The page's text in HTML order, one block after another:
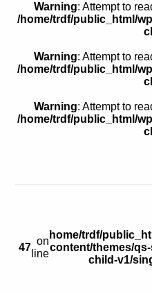
Warning: Attempt to
/home/trdf/public_html/
Warning: Attempt to
/home/trdf/public_html/
Warning: Attempt to
/home/trdf/public_html/
/home/trdf/
content/themes/
child-v1/
on
line
47